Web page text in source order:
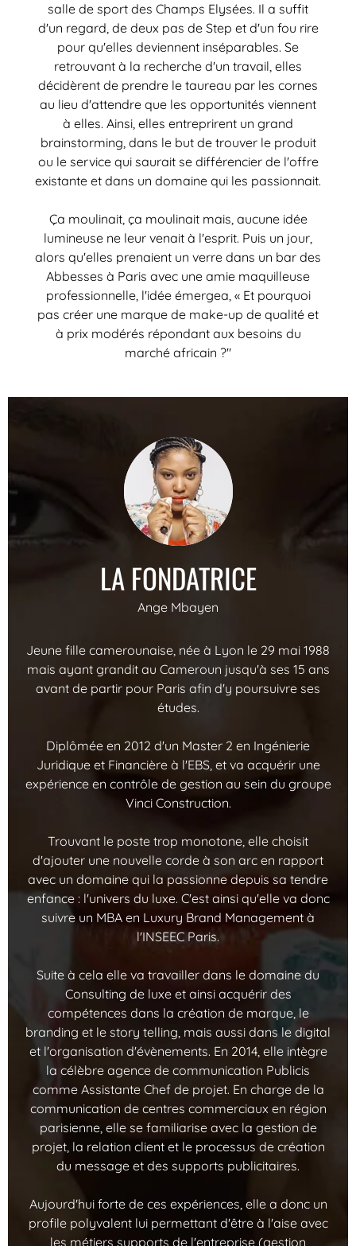
salle de sport des Champs Elysées. Il a suffit
d'un regard, de deux pas de Step et d'un fou rire
pour qu'elles deviennent inséparables. Se
retrouvant à la recherche d'un travail, elles
décidèrent de prendre le taureau par les cornes
au lieu d'attendre que les opportunités viennent
à elles. Ainsi, elles entreprirent un grand
brainstorming, dans le but de trouver le produit
ou le service qui saurait se différencier de l'offre
existante et dans un domaine qui les passionnait.
Ça moulinait, ça moulinait mais, aucune idée
lumineuse ne leur venait à l'esprit. Puis un jour,
alors qu'elles prenaient un verre dans un bar des
Abbesses à Paris avec une amie maquilleuse
professionnelle, l'idée émergea, « Et pourquoi
pas créer une marque de make-up de qualité et
à prix modérés répondant aux besoins du
marché africain ?"
LA FONDATRICE
Ange Mbayen
Jeune fille camerounaise, née à Lyon le 29 mai 1988
mais ayant grandit au Cameroun jusqu'à ses 15 ans
avant de partir pour Paris afin d'y poursuivre ses
études.
Diplômée en 2012 d'un Master 2 en Ingénierie
Juridique et Financière à l'EBS, et va acquérir une
expérience en contrôle de gestion au sein du groupe
Vinci Construction.
Trouvant le poste trop monotone, elle choisit
d'ajouter une nouvelle corde à son arc en rapport
avec un domaine qui la passionne depuis sa tendre
enfance : l'univers du luxe. C'est ainsi qu'elle va donc
suivre un MBA en Luxury Brand Management à
l'INSEEC Paris.
Suite à cela elle va travailler dans le domaine du
Consulting de luxe et ainsi acquérir des
compétences dans la création de marque, le
branding et le story telling, mais aussi dans le digital
et l'organisation d'évènements. En 2014, elle intègre
la célèbre agence de communication Publicis
comme Assistante Chef de projet. En charge de la
communication de centres commerciaux en région
parisienne, elle se familiarise avec la gestion de
projet, la relation client et le processus de création
du message et des supports publicitaires.
Aujourd'hui forte de ces expériences, elle a donc un
profile polyvalent lui permettant d'être à l'aise avec
les métiers supports de l'entreprise (gestion